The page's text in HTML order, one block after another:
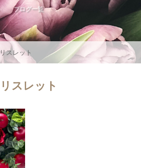
ブログ一覧
リスレット
リスレット